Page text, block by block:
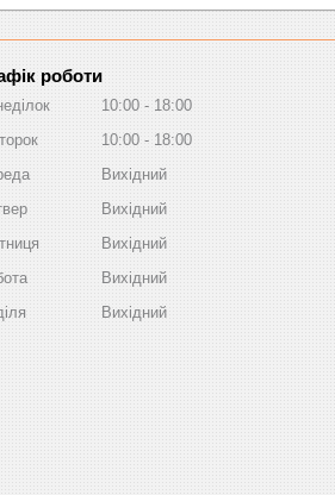
роботи
10:00
18:00
10:00
18:00
Вихідний
Вихідний
Вихідний
Вихідний
Вихідний